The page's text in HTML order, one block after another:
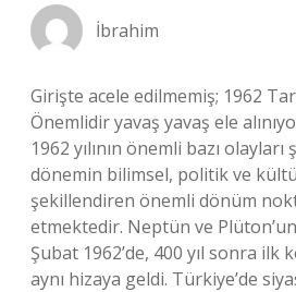
İbrahim
Girişte acele edilmemiş; 1962
Önemlidir yavaş yavaş ele
1962 yılının önemli bazı
dönemin bilimsel, politik ve
şekillendiren önemli dönüm
etmektedir. Neptün ve
Şubat 1962’de, 400 yıl sonra ilk
aynı hizaya geldi. Türkiye’de